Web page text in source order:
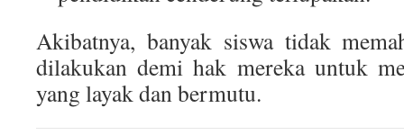
Akibatnya, banyak siswa tidak
dilakukan demi hak mereka untuk
yang layak dan bermutu.